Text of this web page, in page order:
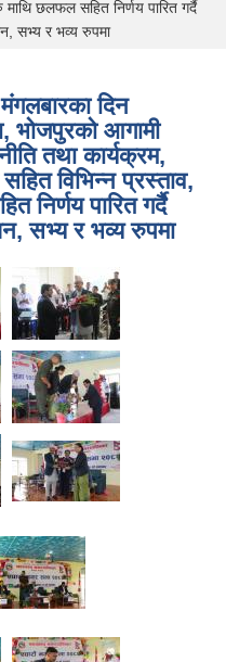
छलफल सहित निर्णय पारित गर्दै
सभ्य र भव्य रुपमा
दिन
भोजपुरको आगामी
तथा कार्यक्रम,
विभिन्न प्रस्ताव,
निर्णय पारित गर्दै
सभ्य र भव्य रुपमा